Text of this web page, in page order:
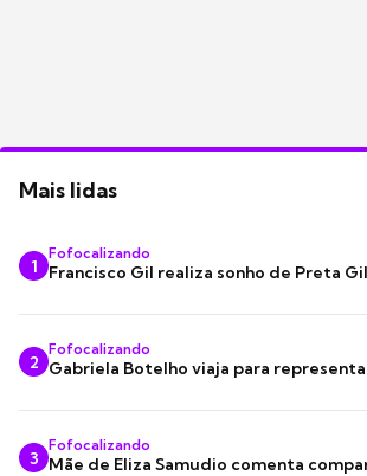
Mais lidas
1
Fofocalizando
Francisco Gil realiza sonho de Preta
2
Fofocalizando
Gabriela Botelho viaja para
3
Fofocalizando
Mãe de Eliza Samudio comenta